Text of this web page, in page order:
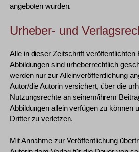
angeboten wurden.
Urheber- und
Alle in dieser Zeitschrift veröffentlichten
Abbildungen sind urheberrechtlich
werden nur zur Alleinveröffentlichung
Autor/die Autorin versichert, über die
Nutzungsrechte an seinem/ihrem
Abbildungen allein verfügen zu können
Dritter zu verletzen.
Mit Annahme zur Veröffentlichung